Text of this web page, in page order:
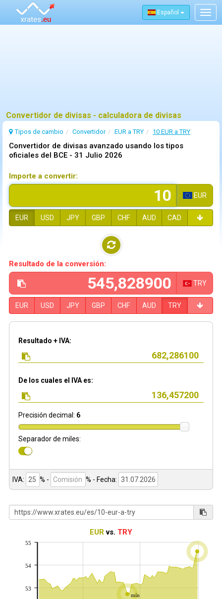
Español
Convertidor de divisas - calculadora de divisas
Tipos de cambio Convertidor EUR a TRY 10 EUR a TRY
Convertidor de divisas avanzado usando los tipos
oficiales del BCE - 31 Julio 2026
Importe a convertir:
EUR
EUR USD JPY GBP CHF AUD CAD
Resultado de la conversión:
TRY
EUR USD JPY GBP CHF AUD TRY
Resultado + IVA:
De los cuales el IVA es:
Precisión decimal: 6
Separador de miles:
IVA: % - % - Fecha:
EURvs. TRY
mín
53
54
55